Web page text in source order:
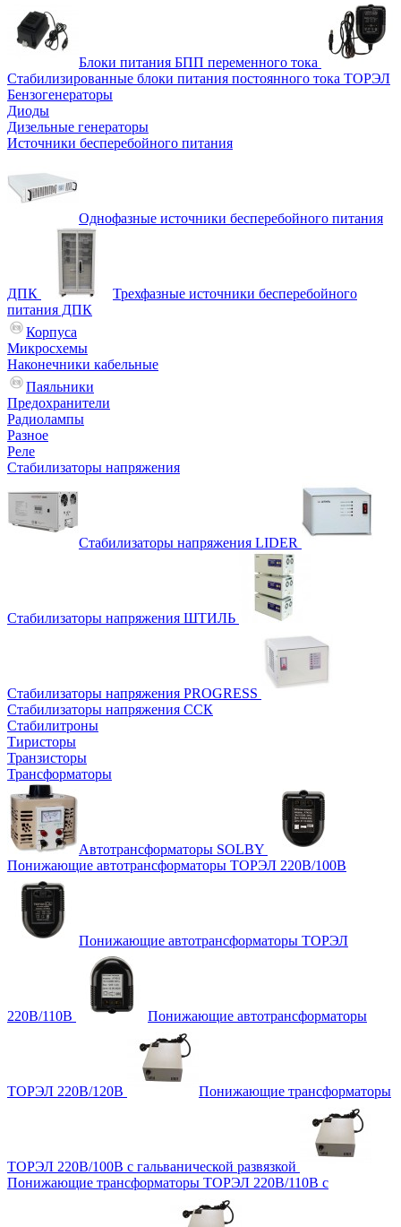
Блоки питания БПП переменного тока
Стабилизированные блоки питания постоянного тока ТОРЭЛ
Бензогенераторы
Диоды
Дизельные генераторы
Источники бесперебойного питания
Однофазные источники бесперебойного питания
ДПК
Трехфазные источники бесперебойного
питания ДПК
Корпуса
Микросхемы
Наконечники кабельные
Паяльники
Предохранители
Радиолампы
Разное
Реле
Стабилизаторы напряжения
Стабилизаторы напряжения LIDER
Стабилизаторы напряжения ШТИЛЬ
Стабилизаторы напряжения PROGRESS
Стабилизаторы напряжения ССК
Стабилитроны
Тиристоры
Транзисторы
Трансформаторы
Автотрансформаторы SOLBY
Понижающие автотрансформаторы ТОРЭЛ 220В/100В
Понижающие автотрансформаторы ТОРЭЛ
220В/110В Понижающие автотрансформаторы
ТОРЭЛ 220В/120В Понижающие трансформаторы
ТОРЭЛ 220В/100В с гальванической развязкой
Понижающие трансформаторы ТОРЭЛ 220В/110В с